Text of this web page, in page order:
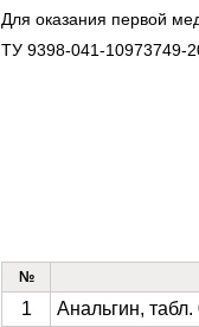
Для оказания первой
ТУ 9398-041-10973749-
№
1
Анальгин,